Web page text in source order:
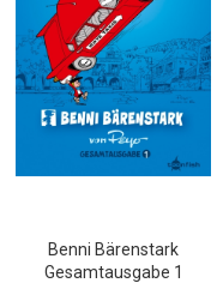
Benni Bärenstark
Gesamtausgabe 1